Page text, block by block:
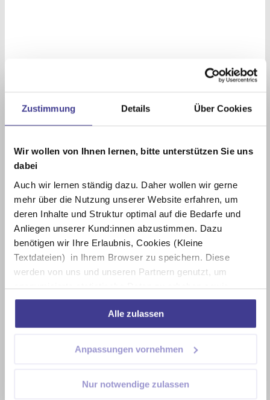
Zustimmung Details Über Cookies
Wir wollen von Ihnen lernen, bitte unterstützen Sie uns
dabei
Auch wir lernen ständig dazu. Daher wollen wir gerne
mehr über die Nutzung unserer Website erfahren, um
deren Inhalte und Struktur optimal auf die Bedarfe und
Anliegen unserer Kund:innen abzustimmen. Dazu
benötigen wir Ihre Erlaubnis, Cookies (Kleine
Textdateien) in Ihrem Browser zu speichern. Diese
werden von uns und unseren Partnern genutzt, um
anonymisierte statistische Daten zu erheben sowie
Nutzungsverhalten nachzuvollziehen. Darüber hinaus
können wir damit unsere Inhalte und Online-Anzeigen
personalisieren und weitere soziale, digitale Interaktionen
anstoßen. Mehr dazu erfahren Sie in unserer
Alle zulassen
Anpassungen vornehmen
Nur notwendige zulassen